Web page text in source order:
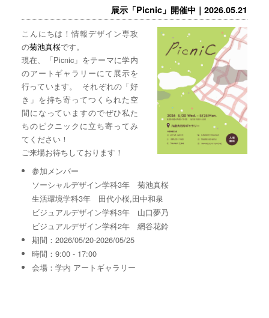
展示「Picnic」開催中｜2026.05.21
こんにちは！情報デザイン専攻
の菊池真桜です。
現在、「Picnic」をテーマに学内
のアートギャラリーにて展示を
行っています。 それぞれの「好
き」を持ち寄ってつくられた空
間になっていますのでぜひ私た
ちのピクニックに立ち寄ってみ
てください！
ご来場お待ちしております！
参加メンバー
ソーシャルデザイン学科3年 菊池真桜
生活環境学科3年 田代小桜,田中和泉
ビジュアルデザイン学科3年 山口夢乃
ビジュアルデザイン学科2年 網谷花鈴
期間：2026/05/20-2026/05/25
時間：9:00 - 17:00
会場：学内 アートギャラリー